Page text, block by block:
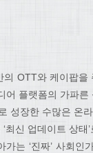
OTT와 케이팝을
플랫폼의 가파른
성장한 수많은 온
신 업데이트 상태
는 ‘진짜’ 사회인